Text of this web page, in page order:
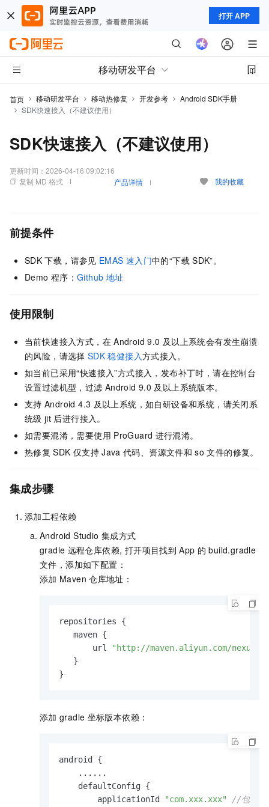
打开 APP
移动研发平台
首页 移动研发平台 移动热修复 开发参考
Android SDK手册
SDK快速接入（不建议使用）
SDK快速接入（不建议使用）
更新时间： 2026-04-16 09:02:16
复制 MD 格式
产品详情 我的收藏
前提条件
SDK 下载，请参见 EMAS 速入门中的“下载 SDK”。
Demo 程序： Github 地址
使用限制
当前快速接入方式，在 Android 9.0 及以上系统会有发生崩溃
的风险，请选择 SDK 稳健接入方式接入。
如当前已采用“快速接入”方式接入，发布补丁时，请在控制台
设置过滤机型，过滤 Android 9.0 及以上系统版本。
支持 Android 4.3 及以上系统，如自研设备和系统，请关闭系
统级 jit 后进行接入。
如需要混淆，需要使用 ProGuard 进行混淆。
热修复 SDK 仅支持 Java 代码、资源文件和 so 文件的修复。
集成步骤
添加工程依赖
Android Studio 集成方式
gradle 远程仓库依赖, 打开项目找到 App 的 build.gradle
文件，添加如下配置：
添加 Maven 仓库地址：
repositories {
   maven {
       url
"http://maven.aliyun.com/nexus/
   }
}
添加 gradle 坐标版本依赖：
android {
    ......
    defaultConfig {
        applicationId
"com.xxx.xxx"
//包名